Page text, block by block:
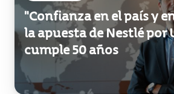
"Confianza en el país y
la apuesta de Nestlé por
cumple 50 años